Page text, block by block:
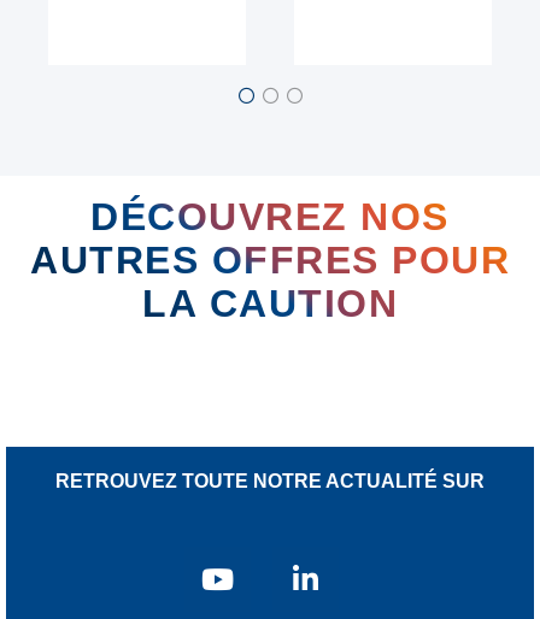
DÉCOUVREZ NOS
AUTRES OFFRES POUR
LA CAUTION
RETROUVEZ TOUTE NOTRE ACTUALITÉ SUR